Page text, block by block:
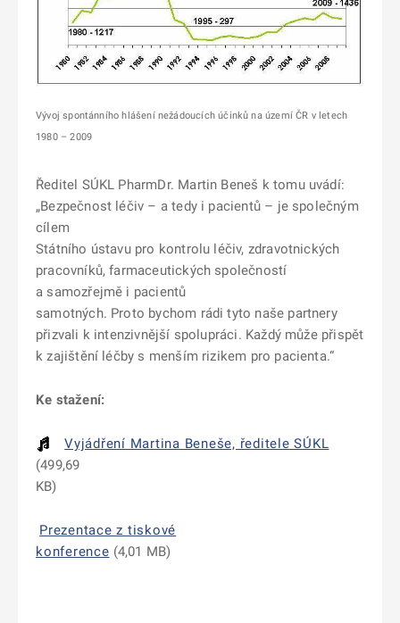
Vývoj spontánního hlášení nežádoucích účinků na území ČR v letech
1980 – 2009
Ředitel SÚKL PharmDr. Martin Beneš k tomu uvádí:
„Bezpečnost léčiv – a tedy i pacientů – je společným
cílem
Státního ústavu pro kontrolu léčiv, zdravotnických
pracovníků, farmaceutických společností
a samozřejmě i pacientů
samotných. Proto bychom rádi tyto naše partnery
přizvali k intenzivnější spolupráci. Každý může přispět
k zajištění léčby s menším rizikem pro pacienta.“
Ke stažení:
Vyjádření Martina Beneše, ředitele SÚKL
(499,69
KB)
Prezentace z tiskové
konference (4,01 MB)